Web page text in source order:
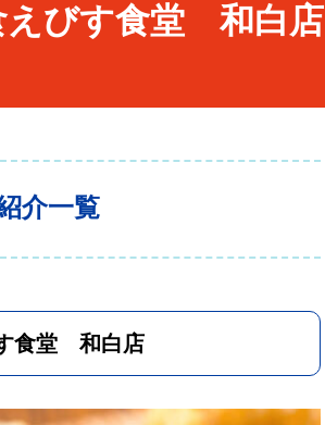
えびす食堂 和白店
介一覧
食堂 和白店